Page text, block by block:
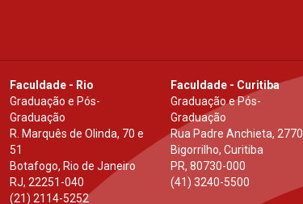
Faculdade - Rio
Graduação e Pós-
Graduação
R. Marquês de Olinda, 70 e
51
Botafogo, Rio de Janeiro
RJ,22251-040
(21) 2114-5252
Faculdade - Curitiba
Graduação e Pós-
Graduação
Rua Padre Anchieta, 2770
Bigorrilho, Curitiba
PR, 80730-000
(41) 3240-5500